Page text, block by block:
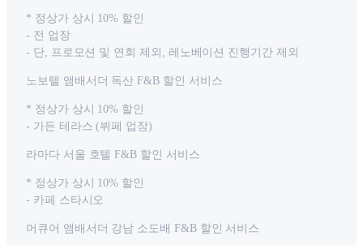
* 정상가 상시 10% 할인
- 전 업장
- 단, 프로모션 및 연회 제외, 레노베이션 진행기간 제외
노보텔 앰배서더 독산 F&B 할인 서비스
* 정상가 상시 10% 할인
- 가든 테라스 (뷔페 업장)
라마다 서울 호텔 F&B 할인 서비스
* 정상가 상시 10% 할인
- 카페 스타시오
머큐어 앰배서더 강남 소도배 F&B 할인 서비스